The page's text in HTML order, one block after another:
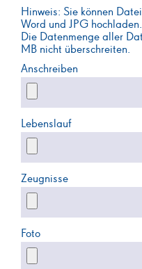
Hinweis: Sie können
Word und JPG hochladen.
Die Datenmenge aller
MB nicht überschreiten.
Anschreiben
Lebenslauf
Zeugnisse
Foto